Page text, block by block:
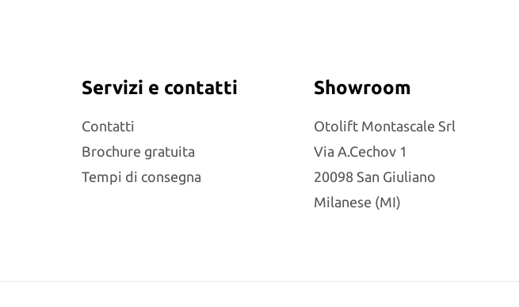
Servizi e contatti
Contatti
Brochure gratuita
Tempi di consegna
Showroom
Otolift Montascale Srl
Via A.Cechov 1
20098 San Giuliano
Milanese (MI)